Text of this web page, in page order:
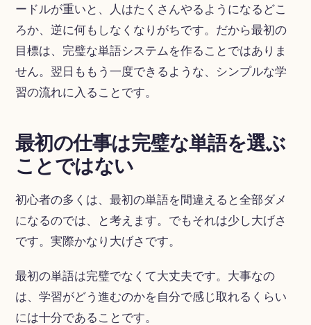
ードルが重いと、人はたくさんやるようになるどこ
ろか、逆に何もしなくなりがちです。だから最初の
目標は、完璧な単語システムを作ることではありま
せん。翌日ももう一度できるような、シンプルな学
習の流れに入ることです。
最初の仕事は完璧な単語を選ぶ
ことではない
初心者の多くは、最初の単語を間違えると全部ダメ
になるのでは、と考えます。でもそれは少し大げさ
です。実際かなり大げさです。
最初の単語は完璧でなくて大丈夫です。大事なの
は、学習がどう進むのかを自分で感じ取れるくらい
には十分であることです。